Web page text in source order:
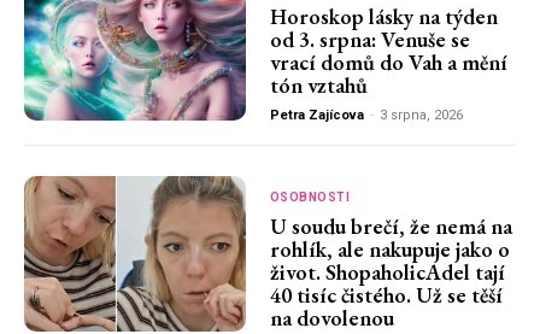
Horoskop lásky na týden
od 3. srpna: Venuše se
vrací domů do Vah a mění
tón vztahů
Petra Zajícova - 3 srpna, 2026
OSOBNOSTI
U soudu brečí, že nemá na
rohlík, ale nakupuje jako o
život. ShopaholicAdel tají
40 tisíc čistého. Už se těší
na dovolenou